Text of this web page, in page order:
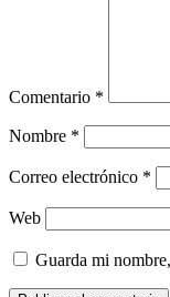
Comentario *
Nombre *
Correo electrónico *
Web
Guarda mi